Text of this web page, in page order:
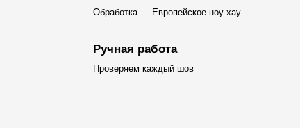
Обработка — Европейское ноу-хау
Ручная работа
Проверяем каждый шов